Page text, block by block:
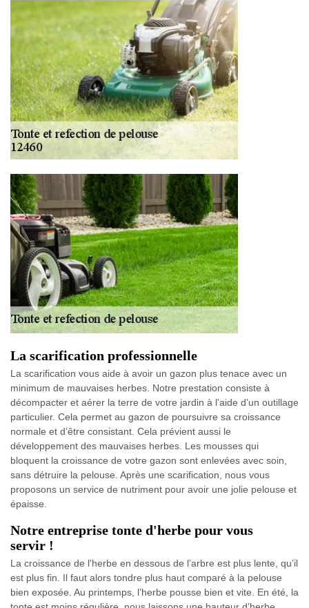
La scarification professionnelle
La scarification vous aide à avoir un gazon plus tenace avec un
minimum de mauvaises herbes. Notre prestation consiste à
décompacter et aérer la terre de votre jardin à l’aide d’un outillage
particulier. Cela permet au gazon de poursuivre sa croissance
normale et d’être consistant. Cela prévient aussi le
développement des mauvaises herbes. Les mousses qui
bloquent la croissance de votre gazon sont enlevées avec soin,
sans détruire la pelouse. Après une scarification, nous vous
proposons un service de nutriment pour avoir une jolie pelouse et
épaisse.
Notre entreprise tonte d'herbe pour vous
servir !
La croissance de l'herbe en dessous de l’arbre est plus lente, qu’il
est plus fin. Il faut alors tondre plus haut comparé à la pelouse
bien exposée. Au printemps, l’herbe pousse bien et vite. En été, la